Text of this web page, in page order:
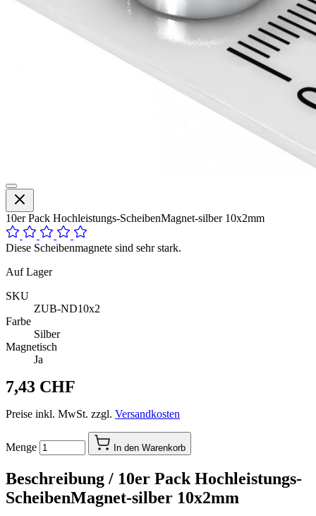
10er Pack Hochleistungs-ScheibenMagnet-silber 10x2mm
Diese Scheibenmagnete sind sehr stark.
Auf Lager
SKU
ZUB-ND10x2
Farbe
Silber
Magnetisch
Ja
7,43 CHF
Preise inkl. MwSt. zzgl. Versandkosten
Menge In den Warenkorb
Beschreibung / 10er Pack Hochleistungs-
ScheibenMagnet-silber 10x2mm